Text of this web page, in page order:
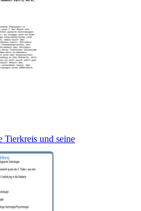
Tierkreis und seine